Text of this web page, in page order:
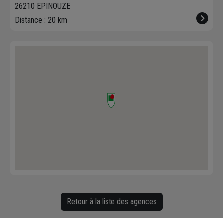
26210 EPINOUZE
Distance : 20 km
Retour à la liste des agences